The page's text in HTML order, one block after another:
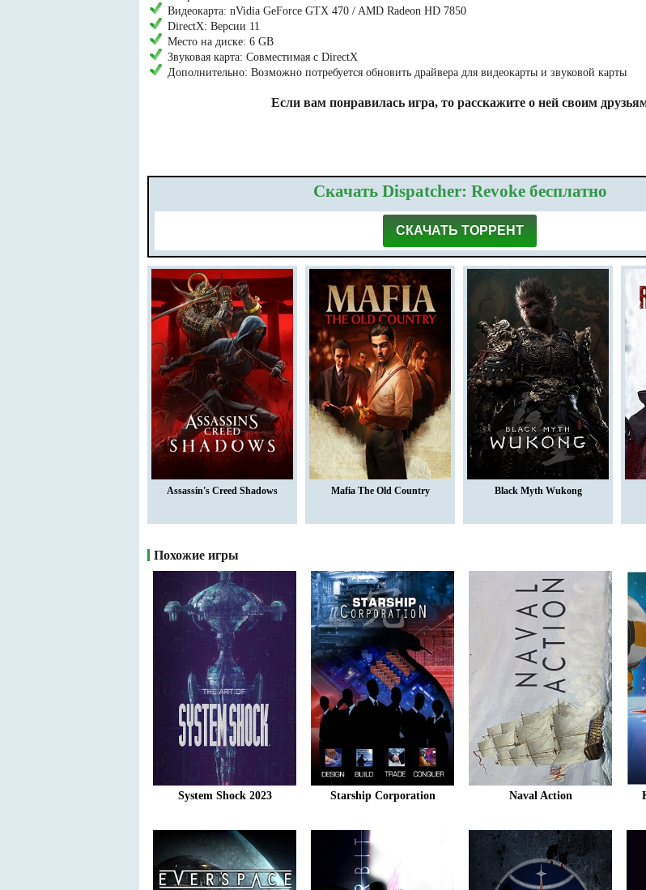
Видеокарта: nVidia GeForce GTX 470 / AMD Radeon HD 7850
DirectX: Версии 11
Место на диске: 6 GB
Звуковая карта: Совместимая с DirectX
Дополнительно: Возможно потребуется обновить драйвера для видеокарты и звуковой карты
Если вам понравилась игра, то расскажите о ней своим
Скачать Dispatcher: Revoke бесплатно
СКАЧАТЬ ТОРРЕНТ
Assassin's Creed Shadows Mafia The Old Country Black Myth Wukong
Похожие игры
System Shock 2023 Starship Corporation Naval Action